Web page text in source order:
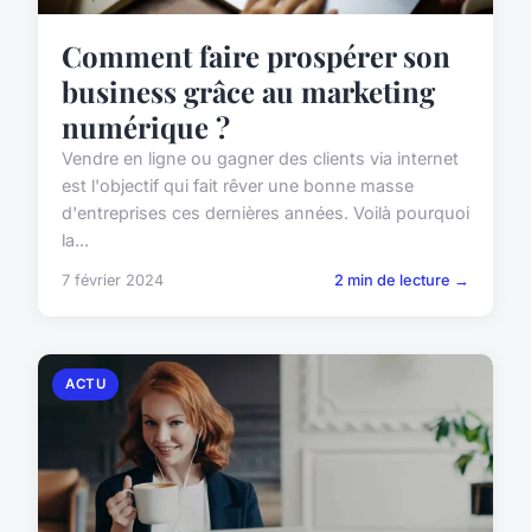
Comment faire prospérer son
business grâce au marketing
numérique ?
Vendre en ligne ou gagner des clients via internet
est l'objectif qui fait rêver une bonne masse
d'entreprises ces dernières années. Voilà pourquoi
la...
7 février 2024 2 min de lecture →
ACTU